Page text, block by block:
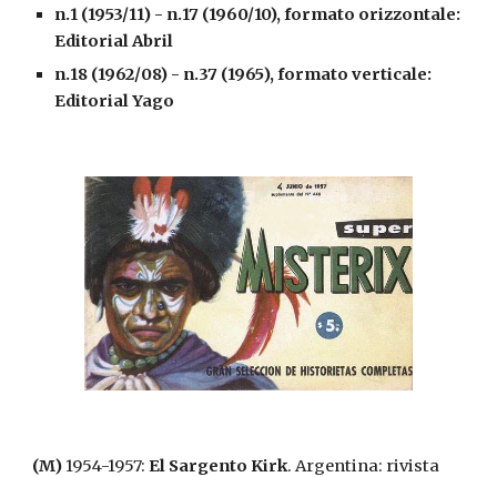
n.1 (1953/11) - n.17 (1960/10), formato orizzontale:
Editorial Abril
n.18 (1962/08) - n.37 (1965), formato verticale:
Editorial Yago
(M) 1954-1957: El Sargento Kirk